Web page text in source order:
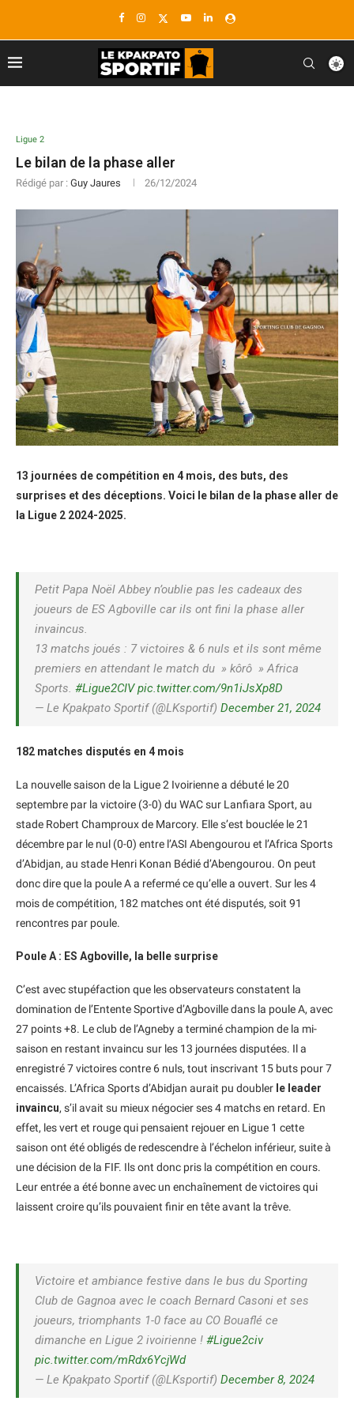
Ligue 2
Le bilan de la phase aller
Rédigé par : Guy Jaures 26/12/2024
13 journées de compétition en 4 mois, des buts, des
surprises et des déceptions. Voici le bilan de la phase aller de
la Ligue 2 2024-2025.
Petit Papa Noël Abbey n’oublie pas les cadeaux des
joueurs de ES Agboville car ils ont fini la phase aller
invaincus.
13 matchs joués : 7 victoires & 6 nuls et ils sont même
premiers en attendant le match du » kôrô » Africa
Sports. #Ligue2CIV pic.twitter.com/9n1iJsXp8D
— Le Kpakpato Sportif (@LKsportif) December 21, 2024
182 matches disputés en 4 mois
La nouvelle saison de la Ligue 2 Ivoirienne a débuté le 20
septembre par la victoire (3-0) du WAC sur Lanfiara Sport, au
stade Robert Champroux de Marcory. Elle s’est bouclée le 21
décembre par le nul (0-0) entre l’ASI Abengourou et l’Africa Sports
d’Abidjan, au stade Henri Konan Bédié d’Abengourou. On peut
donc dire que la poule A a refermé ce qu’elle a ouvert. Sur les 4
mois de compétition, 182 matches ont été disputés, soit 91
rencontres par poule.
Poule A : ES Agboville, la belle surprise
C’est avec stupéfaction que les observateurs constatent la
domination de l’Entente Sportive d’Agboville dans la poule A, avec
27 points +8. Le club de l’Agneby a terminé champion de la mi-
saison en restant invaincu sur les 13 journées disputées. Il a
enregistré 7 victoires contre 6 nuls, tout inscrivant 15 buts pour 7
encaissés. L’Africa Sports d’Abidjan aurait pu doubler le leader
invaincu, s’il avait su mieux négocier ses 4 matchs en retard. En
effet, les vert et rouge qui pensaient rejouer en Ligue 1 cette
saison ont été obligés de redescendre à l’échelon inférieur, suite à
une décision de la FIF. Ils ont donc pris la compétition en cours.
Leur entrée a été bonne avec un enchaînement de victoires qui
laissent croire qu’ils pouvaient finir en tête avant la trêve.
Victoire et ambiance festive dans le bus du Sporting
Club de Gagnoa avec le coach Bernard Casoni et ses
joueurs, triomphants 1-0 face au CO Bouaflé ce
dimanche en Ligue 2 ivoirienne ! #Ligue2civ
pic.twitter.com/mRdx6YcjWd
— Le Kpakpato Sportif (@LKsportif) December 8, 2024